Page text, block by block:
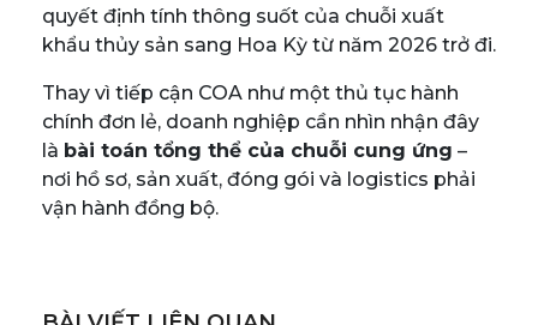
quyết định tính thông suốt của chuỗi xuất
khẩu thủy sản sang Hoa Kỳ từ năm 2026 trở đi.
Thay vì tiếp cận COA như một thủ tục hành
chính đơn lẻ, doanh nghiệp cần nhìn nhận đây
là bài toán tổng thể của chuỗi cung ứng –
nơi hồ sơ, sản xuất, đóng gói và logistics phải
vận hành đồng bộ.